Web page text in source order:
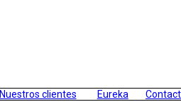
Nuestros clientes Eureka